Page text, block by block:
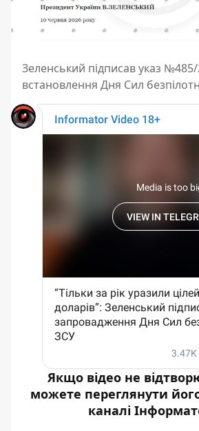
Зеленський підписав указ
встановлення Дня Сил
Якщо відео не
можете переглянути
каналі